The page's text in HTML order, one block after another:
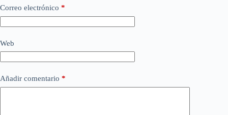
Correo electrónico *
Web
Añadir comentario *